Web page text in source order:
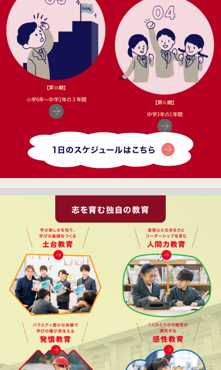
【第Ⅲ期】
小学6年〜中学2年の３年間
【第Ⅳ期】
中学3年の1年間